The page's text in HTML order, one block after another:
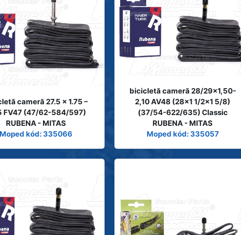
cameră 27.5 x 1.75 –
FV47 (47/62-584/597)
RUBENA - MITAS
Moped kód: 335066
bicicletă cameră 28/29x1,50-
2,10 AV48 (28x1 1/2x1 5/8)
(37/54-622/635) Classic
RUBENA - MITAS
Moped kód: 335057